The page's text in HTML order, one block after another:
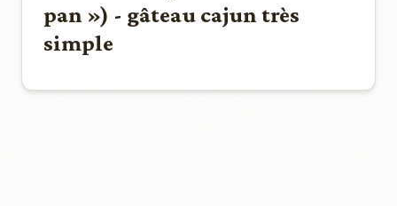
pan ») - gâteau cajun très
simple